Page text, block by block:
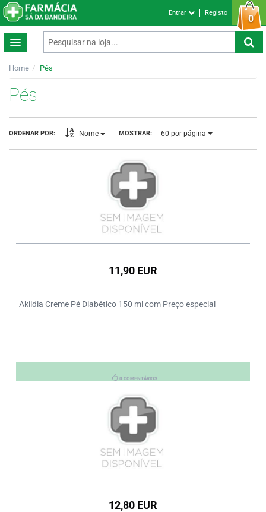
0
Entrar Registo
Home Pés
Pés
ORDENAR POR: Nome MOSTRAR: 60 por página
11,90 EUR
Akildia Creme Pé Diabético 150 ml com Preço especial
0 COMENTÁRIOS
12,80 EUR